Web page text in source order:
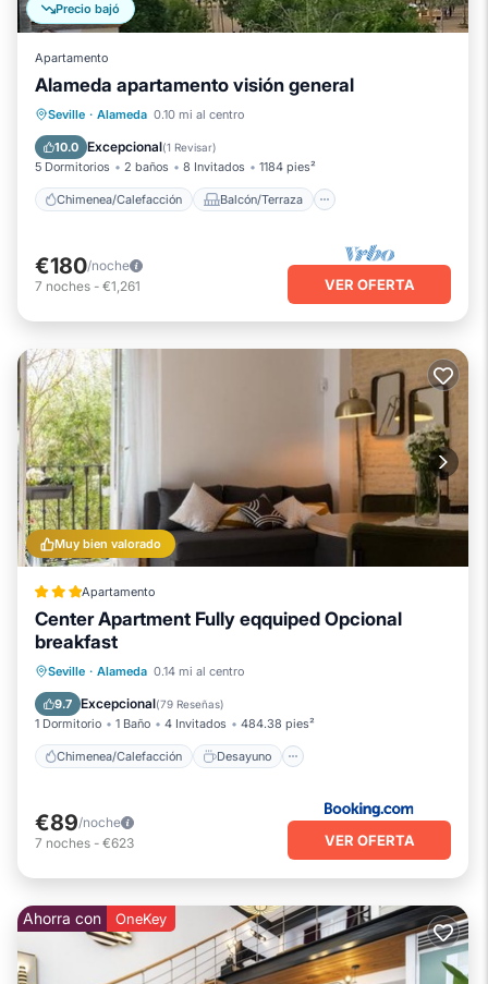
Precio bajó
Apartamento
Alameda apartamento visión general
Seville · Alameda 0.10 mi al centro
10.0 Excepcional(1 Revisar)
5 Dormitorios 2 baños 8 Invitados 1184 pies²
Chimenea/Calefacción Balcón/Terraza
Chimenea/Calefacción
Cocina
Aire acondicionado
€180/noche
7 noches - €1,261 VER OFERTA
Muy bien valorado
Apartamento
Center Apartment Fully eqquiped Opcional
breakfast
Seville · Alameda 0.14 mi al centro
9.7 Excepcional(79 Reseñas)
1 Dormitorio 1 Baño 4 Invitados 484.38 pies²
Chimenea/Calefacción Desayuno
Chimenea/Calefacción
Se admiten mascotas
€89/noche
7 noches - €623 VER OFERTA
Ahorra con OneKey